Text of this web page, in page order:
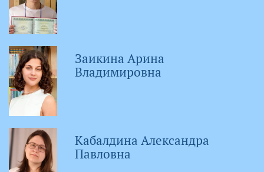
Заикина Арина
Владимировна
Кабалдина Александра
Павловна